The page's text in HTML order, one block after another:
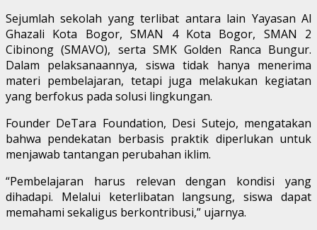
Sejumlah sekolah yang terlibat antara lain Yayasan Al
Ghazali Kota Bogor, SMAN 4 Kota Bogor, SMAN 2
Cibinong (SMAVO), serta SMK Golden Ranca Bungur.
Dalam pelaksanaannya, siswa tidak hanya menerima
materi pembelajaran, tetapi juga melakukan kegiatan
yang berfokus pada solusi lingkungan.
Founder DeTara Foundation, Desi Sutejo, mengatakan
bahwa pendekatan berbasis praktik diperlukan untuk
menjawab tantangan perubahan iklim.
“Pembelajaran harus relevan dengan kondisi yang
dihadapi. Melalui keterlibatan langsung, siswa dapat
memahami sekaligus berkontribusi,” ujarnya.